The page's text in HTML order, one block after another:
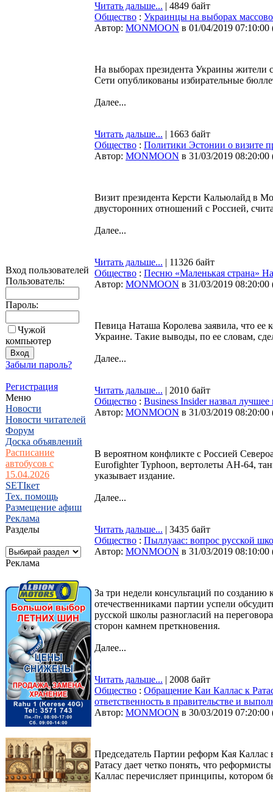
Вход пользователей
Пользователь:
Пароль:
Чужой
компьютер
Забыли пароль?
Регистрация
Меню
Новости
Новости читателей
Форум
Доска объявлений
Расписание
автобусов с
15.04.2026
SETIкет
Тех. помощь
Размещение афиш
Реклама
Разделы
Реклама
Читать дальше... | 4849 байт
Общество : Украинцы на выборах
Автор: MONMOON в 01/04/2019 07:10:00
На выборах президента Украины жители
Сети опубликованы избирательные
Далее...
Читать дальше... | 1663 байт
Общество : Политики Эстонии о визите
Автор: MONMOON в 31/03/2019 08:20:00
Визит президента Керсти Кальюлайд в
двусторонних отношений с Россией,
Далее...
Читать дальше... | 11326 байт
Общество : Песню «Маленькая страна»
Автор: MONMOON в 31/03/2019 08:20:00
Певица Наташа Королева заявила, что ее
Украине. Такие выводы, по ее словам,
Далее...
Читать дальше... | 2010 байт
Общество : Business Insider назвал
Автор: MONMOON в 31/03/2019 08:20:00
В вероятном конфликте с Россией
Eurofighter Typhoon, вертолеты AH-64,
указывает издание.
Далее...
Читать дальше... | 3435 байт
Общество : Пыллуаас: вопрос русской
Автор: MONMOON в 31/03/2019 08:10:00
За три недели консультаций по
отечественниками партии успели
русской школы разногласий на
сторон камнем преткновения.
Далее...
Читать дальше... | 2008 байт
Общество : Обращение Каи Каллас к
ответственность в правительстве и
Автор: MONMOON в 30/03/2019 07:20:00
Председатель Партии реформ Кая
Ратасу дает четко понять, что
Каллас перечисляет принципы, котором